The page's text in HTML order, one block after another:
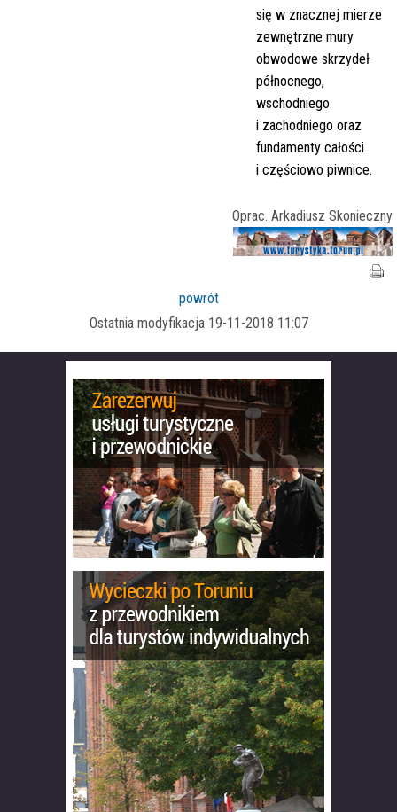
się w znacznej mierze
zewnętrzne mury
obwodowe skrzydeł
północnego,
wschodniego
i zachodniego oraz
fundamenty całości
i częściowo piwnice.
Oprac. Arkadiusz Skonieczny
powrót
Ostatnia modyfikacja 19-11-2018 11:07